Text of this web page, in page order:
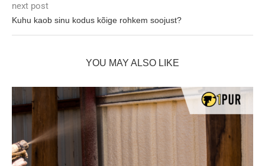
next post
Kuhu kaob sinu kodus kõige rohkem soojust?
YOU MAY ALSO LIKE